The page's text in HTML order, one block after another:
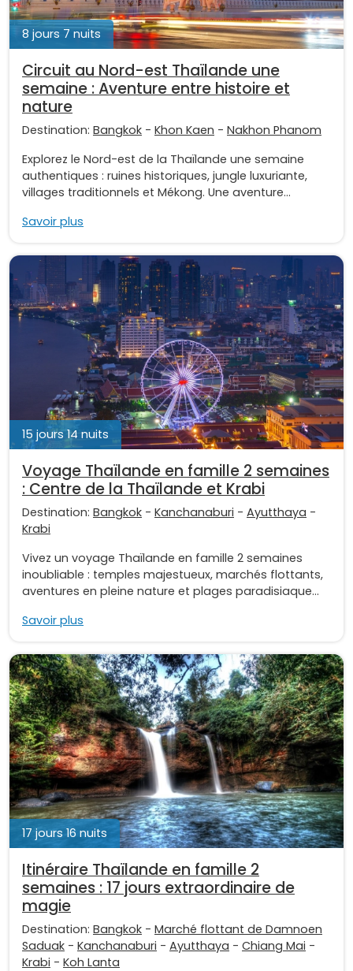
8 jours 7 nuits
Circuit au Nord-est Thaïlande une
semaine : Aventure entre histoire et
nature
Destination: Bangkok - Khon Kaen - Nakhon Phanom
Explorez le Nord-est de la Thaïlande une semaine
authentiques : ruines historiques, jungle luxuriante,
villages traditionnels et Mékong. Une aventure...
Savoir plus
15 jours 14 nuits
Voyage Thaïlande en famille 2 semaines
: Centre de la Thaïlande et Krabi
Destination: Bangkok - Kanchanaburi - Ayutthaya -
Krabi
Vivez un voyage Thaïlande en famille 2 semaines
inoubliable : temples majestueux, marchés flottants,
aventures en pleine nature et plages paradisiaque...
Savoir plus
17 jours 16 nuits
Itinéraire Thaïlande en famille 2
semaines : 17 jours extraordinaire de
magie
Destination: Bangkok - Marché flottant de Damnoen
Saduak - Kanchanaburi - Ayutthaya - Chiang Mai -
Krabi - Koh Lanta